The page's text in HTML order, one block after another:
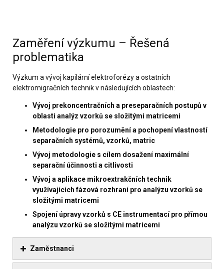
Zaměření výzkumu – Řešená
problematika
Výzkum a vývoj kapilární elektroforézy a ostatních
elektromigračních technik v následujících oblastech:
Vývoj prekoncentračních a preseparačních postupů v
oblasti analýz vzorků se složitými matricemi
Metodologie pro porozumění a pochopení vlastností
separačních systémů, vzorků, matric
Vývoj metodologie s cílem dosažení maximální
separační účinnosti a citlivosti
Vývoj a aplikace mikroextrakčních technik
využívajících fázová rozhraní pro analýzu vzorků se
složitými matricemi
Spojení úpravy vzorků s CE instrumentací pro přímou
analýzu vzorků se složitými matricemi
Zaměstnanci